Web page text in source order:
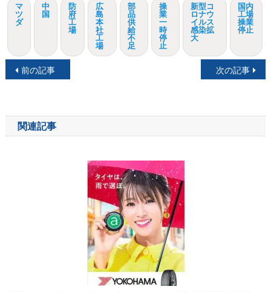
マ
ツ
ダ
中
国
防
府
工
場
広
島
本
社
工
場
部
品
供
給
不
足
操
業
一
時
停
止
新型コ
ロナウ
イルス
感染拡
大
国内
工場
操業
停止
投
ナ
ビ
前の記事 次の記事
関連記事